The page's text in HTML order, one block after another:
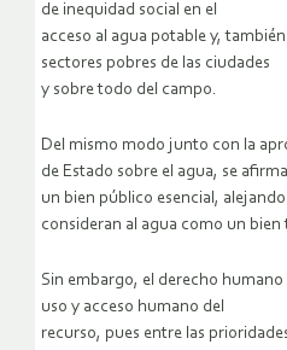
de inequidad social en el
acceso al agua potable y,
sectores pobres de las ciudades
y sobre todo del campo.
Del mismo modo junto con la
de Estado sobre el agua, se
un bien público esencial,
consideran al agua como un bien
Sin embargo, el derecho
uso y acceso humano del
recurso, pues entre las